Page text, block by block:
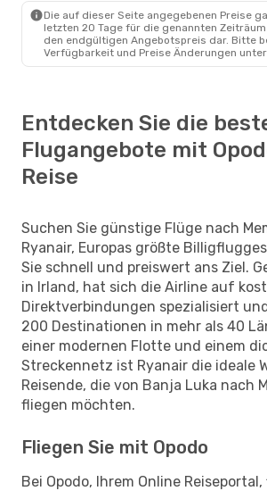
Die auf dieser Seite angegebenen Preise
letzten 20 Tage für die genannten
den endgültigen Angebotspreis dar. Bitte
Verfügbarkeit und Preise Änderungen
Entdecken Sie die
Flugangebote mit
Reise
Suchen Sie günstige Flüge nach
Ryanair, Europas größte
Sie schnell und preiswert ans Ziel.
in Irland, hat sich die Airline auf
Direktverbindungen spezialisiert
200 Destinationen in mehr als 40
einer modernen Flotte und einem
Streckennetz ist Ryanair die ideale
Reisende, die von Banja Luka nach
fliegen möchten.
Fliegen Sie mit Opodo
Bei Opodo, Ihrem Online